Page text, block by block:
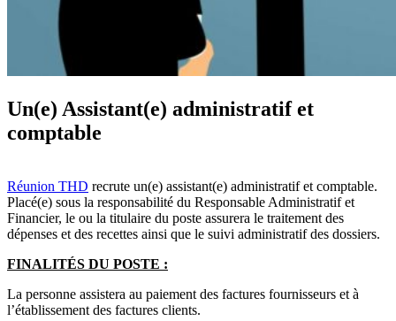
Un(e) Assistant(e) administratif et
comptable
Réunion THD recrute un(e) assistant(e) administratif et comptable.
Placé(e) sous la responsabilité du Responsable Administratif et
Financier, le ou la titulaire du poste assurera le traitement des
dépenses et des recettes ainsi que le suivi administratif des dossiers.
FINALITÉS DU POSTE :
La personne assistera au paiement des factures fournisseurs et à
l’établissement des factures clients.